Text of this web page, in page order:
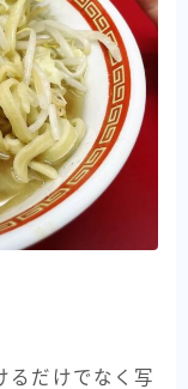
るだけでなく写